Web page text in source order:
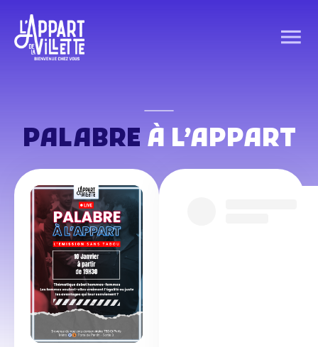
PALABRE À L’APPART